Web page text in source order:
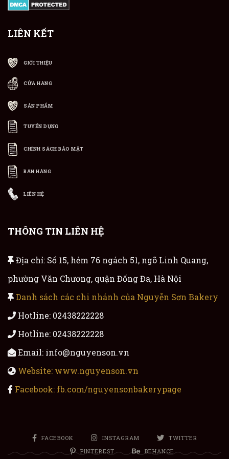
LIÊN KẾT
GIỚI THIỆU
CỬA HÀNG
SẢN PHẨM
TUYỂN DỤNG
CHÍNH SÁCH BẢO MẬT
BÁN HÀNG
LIÊN HỆ
THÔNG TIN LIÊN HỆ
Địa chỉ: Số 15, hẻm 76 ngách 51, ngõ Linh Quang,
phường Văn Chương, quận Đống Đa, Hà Nội
Danh sách các chi nhánh của Nguyễn Sơn Bakery
Hotline: 02438222228
Hotline: 02438222228
Email: info@nguyenson.vn
Website: www.nguyenson.vn
Facebook: fb.com/nguyensonbakerypage
FACEBOOK INSTAGRAM
TWITTER
PINTEREST
BEHANCE